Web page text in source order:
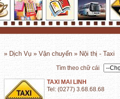
» Dịch Vụ » Vận chuyển » Nội thị - Taxi
Tìm theo chữ cái
TAXI MAI LINH
Tel: (0277) 3.68.68.68